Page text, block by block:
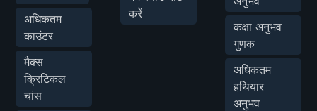
अधिकतम
काउंटर
मैक्स
क्रिटिकल
चांस
करें
कक्षा अनुभव
गुणक
अधिकतम
हथियार
अनुभव